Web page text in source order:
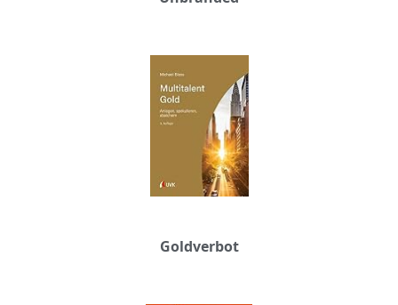
Goldverbot